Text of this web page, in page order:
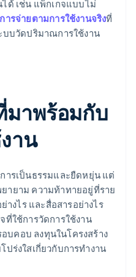
ด้ เช่น แพ็กเกจแบบไม่
การจ่ายตามการใช้งานจริงที่
บบวัดปริมาณการใช้งาน
มาพร้อมกับ
าน
ารเป็นธรรมและยืดหยุ่น แต่
ายาม ความท้าทายอยู่ที่ราย
างไร และสื่อสารอย่างไร
ที่ใช้การวัดการใช้งาน
บคอบ ลงทุนในโครงสร้าง
ร่งใสเกี่ยวกับการทำงาน